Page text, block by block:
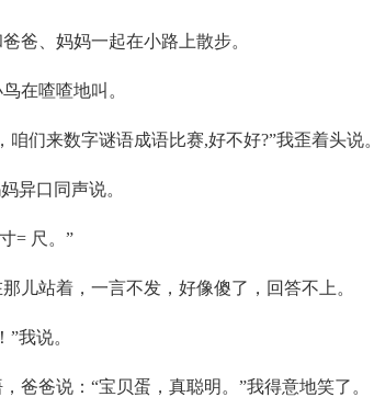
爸、妈妈一起在小路上散步。
在喳喳地叫。
咱们来数字谜语成语比赛,好不好?”我歪着头说。
异口同声说。
= 尺。”
儿站着，一言不发，好像傻了，回答不上。
”我说。
爸爸说：“宝贝蛋，真聪明。”我得意地笑了。